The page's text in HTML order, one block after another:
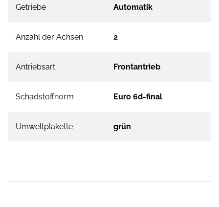
Getriebe Automatik
Anzahl der Achsen 2
Antriebsart Frontantrieb
Schadstoffnorm Euro 6d-final
Umweltplakette grün